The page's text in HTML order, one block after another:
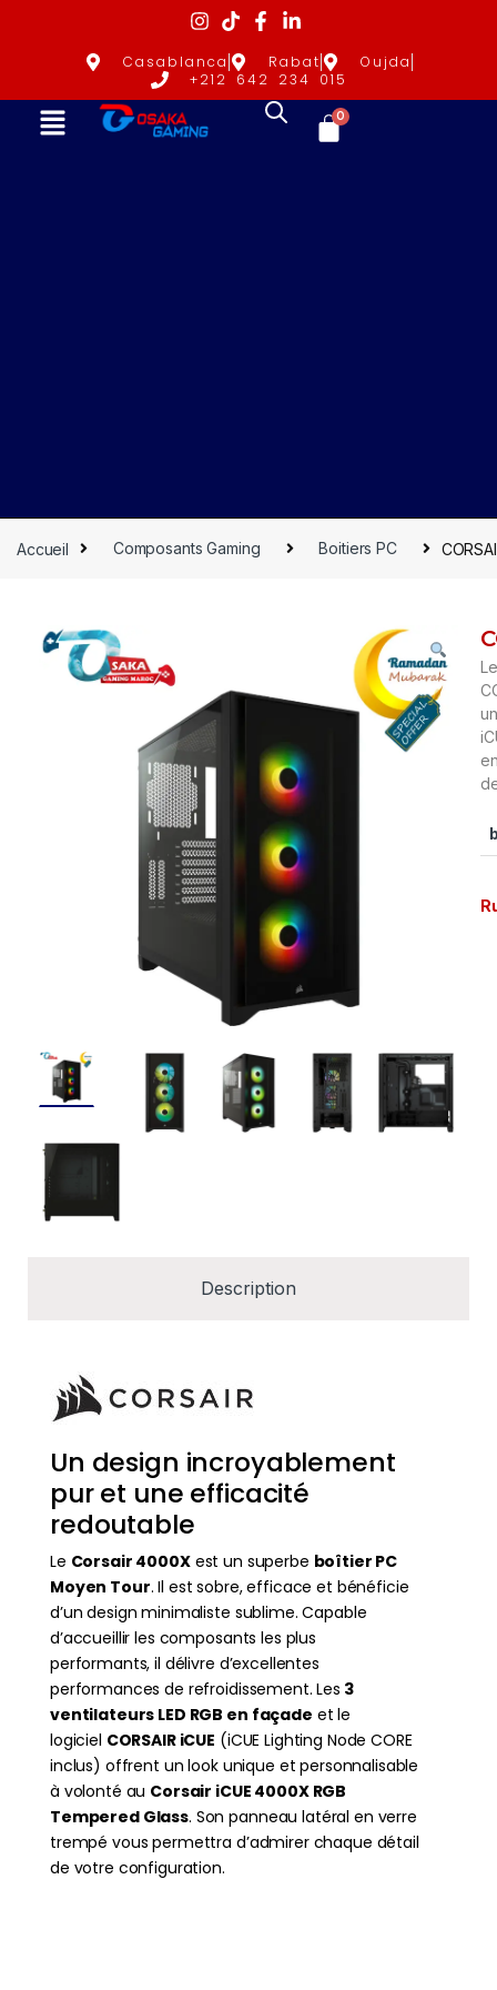
Casablanca Rabat
Oujda
+212 642 234 015
0
Accueil Composants Gaming Boitiers PC
Description
Un design incroyablement
pur et une efficacité
redoutable
Le Corsair 4000Xest un superbe boîtier PC
Moyen Tour. Il est sobre, efficace et bénéficie
d’un design minimaliste sublime. Capable
d’accueillir les composants les plus
performants, il délivre d’excellentes
performances de refroidissement. Les 3
ventilateurs LED RGB en façade et le
logiciel CORSAIR iCUE (iCUE Lighting Node CORE
inclus) offrent un look unique et personnalisable
à volonté au Corsair iCUE 4000X RGB
Tempered Glass. Son panneau latéral en verre
trempé vous permettra d’admirer chaque détail
de votre configuration.